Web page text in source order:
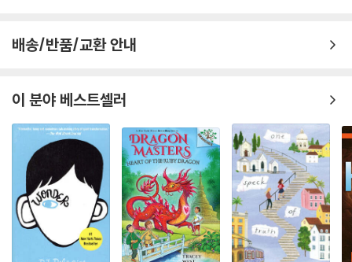
배송/반품/교환 안내
이 분야 베스트셀러